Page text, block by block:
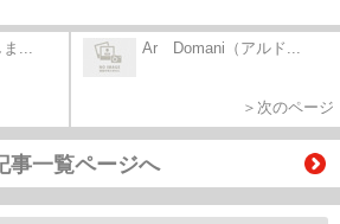
... Ar Domani（アルド...
＞次のページ
事一覧ページへ